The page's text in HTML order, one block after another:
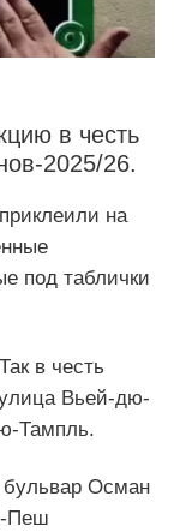
в честь
2025/26.
на
под таблички
в честь
Вьей-дю-
Тампль.
Осман
Пеш